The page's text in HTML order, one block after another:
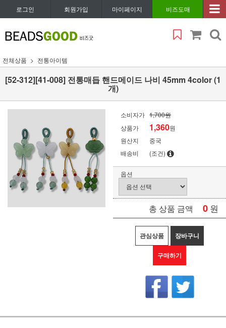
로그인 회원가입 마이페이지 비즈도매
전체상품 전통아이템
[52-312][41-008] 전통매듭 핸드메이드 나비 45mm 4color (1
개)
소비자가 1,700원
상품가
1,360원
원산지
중국
배송비
(조건)
옵션
총 상품 금액 0 원
관심상품 장바구니
구매하기